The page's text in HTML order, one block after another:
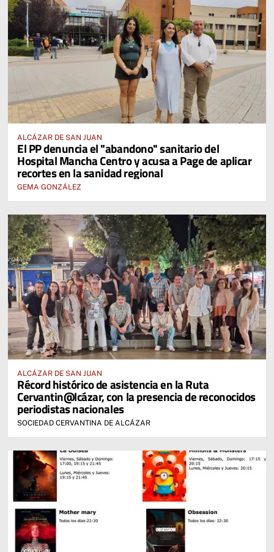
ALCÁZAR DE SAN JUAN
El PP denuncia el "abandono" sanitario del
Hospital Mancha Centro y acusa a Page de aplicar
recortes en la sanidad regional
GEMA GONZÁLEZ
ALCÁZAR DE SAN JUAN
Récord histórico de asistencia en la Ruta
Cervantin@lcázar, con la presencia de reconocidos
periodistas nacionales
SOCIEDAD CERVANTINA DE ALCÁZAR